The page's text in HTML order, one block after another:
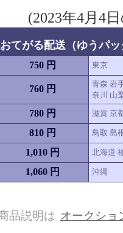
(2023年4月4
おてがる配送（ゆうパ
750 円 東京
760 円
青森 岩
奈川 山
780 円 滋賀 京
810 円 鳥取 島
1,010 円 北海道
1,060 円 沖縄
品説明は オークショ